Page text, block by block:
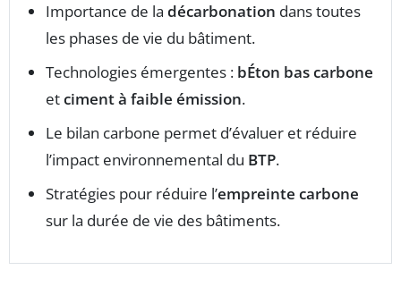
Importance de la décarbonation dans toutes
les phases de vie du bâtiment.
Technologies émergentes : bÉton bas carbone
etciment à faible émission.
Le bilan carbone permet d’évaluer et réduire
l’impact environnemental du BTP.
Stratégies pour réduire l’empreinte carbone
sur la durée de vie des bâtiments.